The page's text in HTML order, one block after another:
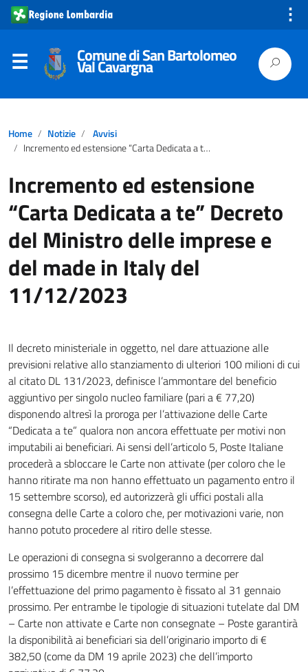
⋮
Comune di San Bartolomeo
Val Cavargna
Home Notizie
Avvisi
Incremento ed estensione “Carta Dedicata a te” Decreto del Ministro delle imprese e del made in Italy del 11/12/2023
Incremento ed estensione
“Carta Dedicata a te” Decreto
del Ministro delle imprese e
del made in Italy del
11/12/2023
Il decreto ministeriale in oggetto, nel dare attuazione alle
previsioni relative allo stanziamento di ulteriori 100 milioni di cui
al citato DL 131/2023, definisce l’ammontare del beneficio
aggiuntivo per singolo nucleo familiare (pari a € 77,20)
disponendo altresì la proroga per l’attivazione delle Carte
“Dedicata a te” qualora non ancora effettuate per motivi non
imputabili ai beneficiari. Ai sensi dell’articolo 5, Poste Italiane
procederà a sbloccare le Carte non attivate (per coloro che le
hanno ritirate ma non hanno effettuato un pagamento entro il
15 settembre scorso), ed autorizzerà gli uffici postali alla
consegna delle Carte a coloro che, per motivazioni varie, non
hanno potuto procedere al ritiro delle stesse.
Le operazioni di consegna si svolgeranno a decorrere dal
prossimo 15 dicembre mentre il nuovo termine per
l’effettuazione del primo pagamento è fissato al 31 gennaio
prossimo. Per entrambe le tipologie di situazioni tutelate dal DM
– Carte non attivate e Carte non consegnate – Poste garantirà
la disponibilità ai beneficiari sia dell’originario importo di €
382,50 (come da DM 19 aprile 2023) che dell’importo